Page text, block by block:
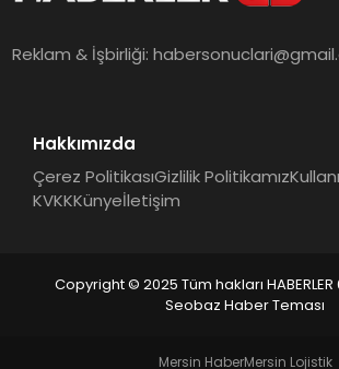
Reklam & İşbirliği:
Hakkımızda
Çerez PolitikasıGizlilik Politikamız
KVKKKünyeİletişim
Copyright © 2025 Tüm hakları HABERLER
Seobaz Haber Teması
Mersin HaberMersin Lojistik